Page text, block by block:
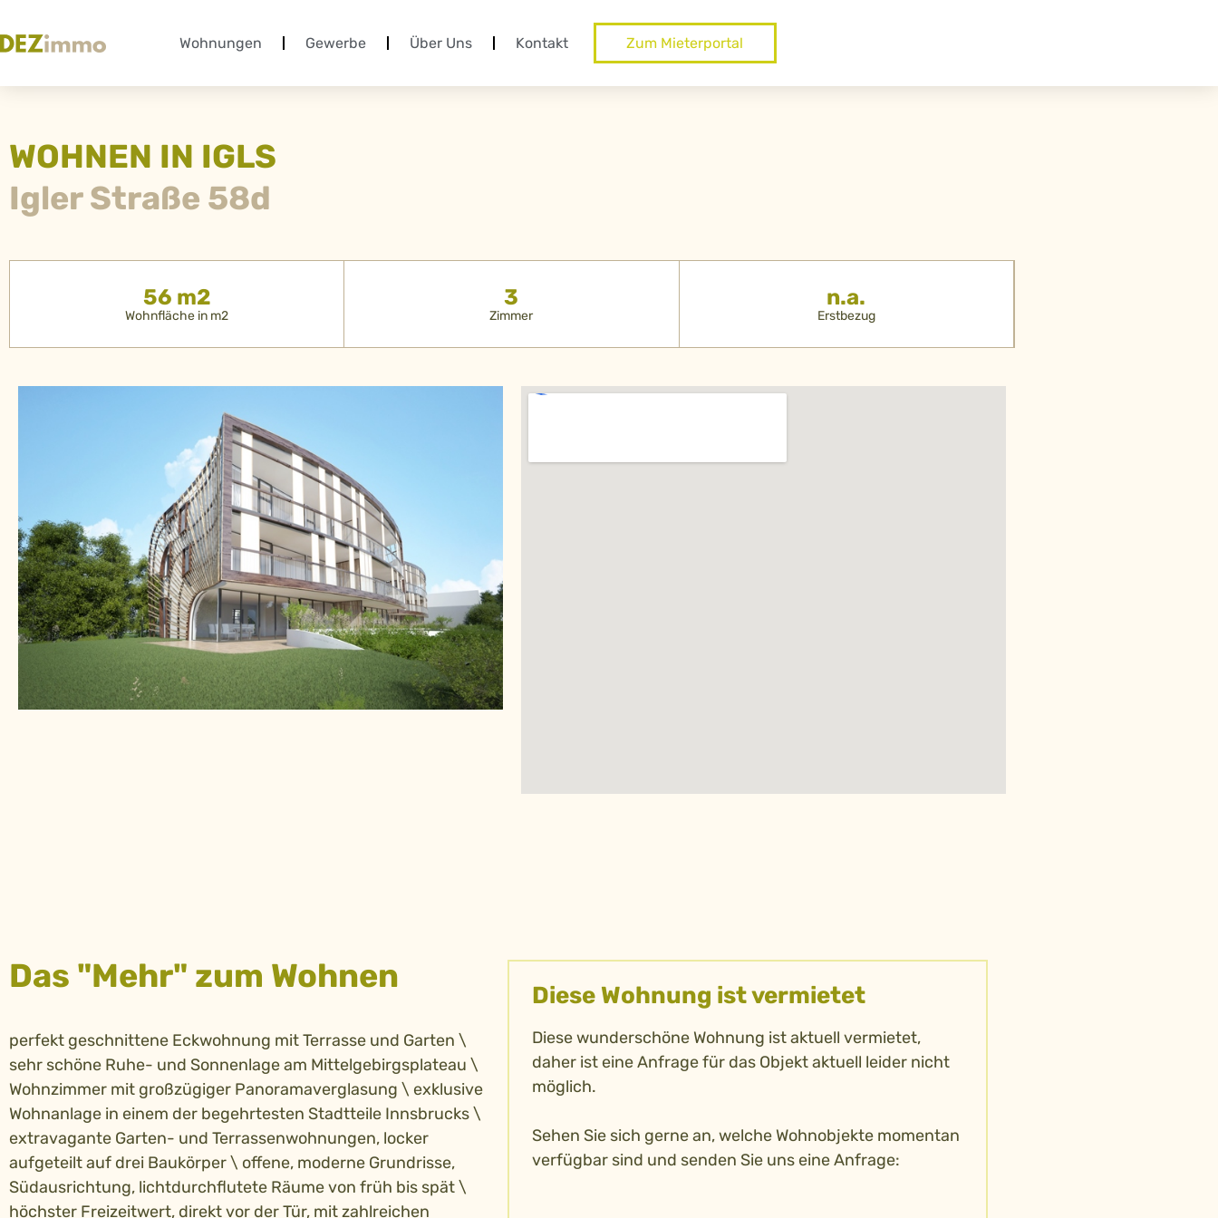
Wohnungen Gewerbe Über Uns Kontakt Zum Mieterportal
WOHNEN IN IGLS
Igler Straße 58d
56 m2
Wohnfläche in m2
3
Zimmer
n.a.
Erstbezug
Das "Mehr" zum Wohnen
perfekt geschnittene Eckwohnung mit Terrasse und Garten \
sehr schöne Ruhe- und Sonnenlage am Mittelgebirgsplateau \
Wohnzimmer mit großzügiger Panoramaverglasung \ exklusive
Wohnanlage in einem der begehrtesten Stadtteile Innsbrucks \
extravagante Garten- und Terrassenwohnungen, locker
aufgeteilt auf drei Baukörper \ offene, moderne Grundrisse,
Südausrichtung, lichtdurchflutete Räume von früh bis spät \
höchster Freizeitwert, direkt vor der Tür, mit zahlreichen
Diese Wohnung ist vermietet
Diese wunderschöne Wohnung ist aktuell vermietet,
daher ist eine Anfrage für das Objekt aktuell leider nicht
möglich.
Sehen Sie sich gerne an, welche Wohnobjekte momentan
verfügbar sind und senden Sie uns eine Anfrage: